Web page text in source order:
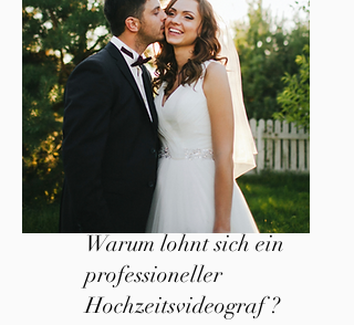
Warum lohnt sich ein
professioneller
Hochzeitsvideograf ?